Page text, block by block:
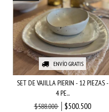
ENVÍO GRATIS
SET DE VAJILLA PIERIN - 12 PIEZAS -
4 PE...
$588.000
$500.500